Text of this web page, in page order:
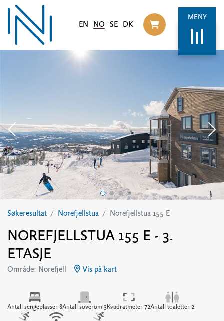
EN NO SE DK
Til
MENY
Søkeresultat Norefjellstua Norefjellstua 155 E
NOREFJELLSTUA 155 E - 3.
ETASJE
Område: Norefjell Vis på kart
Antall sengeplasser 8Antall soverom 3Kvadratmeter 72Antall toaletter 2